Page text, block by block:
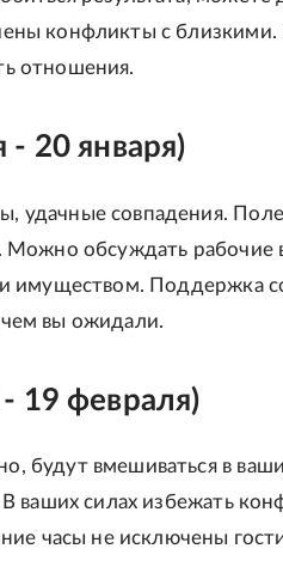
конфликты с близкими.
отношения.
- 20 января)
удачные совпадения.
Можно обсуждать рабочие
имуществом. Поддержка
вы ожидали.
19 февраля)
будут вмешиваться в
ваших силах избежать
часы не исключены